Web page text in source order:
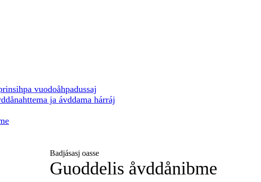
vuodoåhpadussaj
ja ávddama hárráj
Badjásasj oasse
Guoddelis åvddånibme